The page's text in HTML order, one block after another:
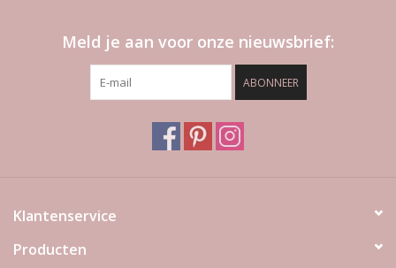
Meld je aan voor onze nieuwsbrief:
ABONNEER
Klantenservice
Producten